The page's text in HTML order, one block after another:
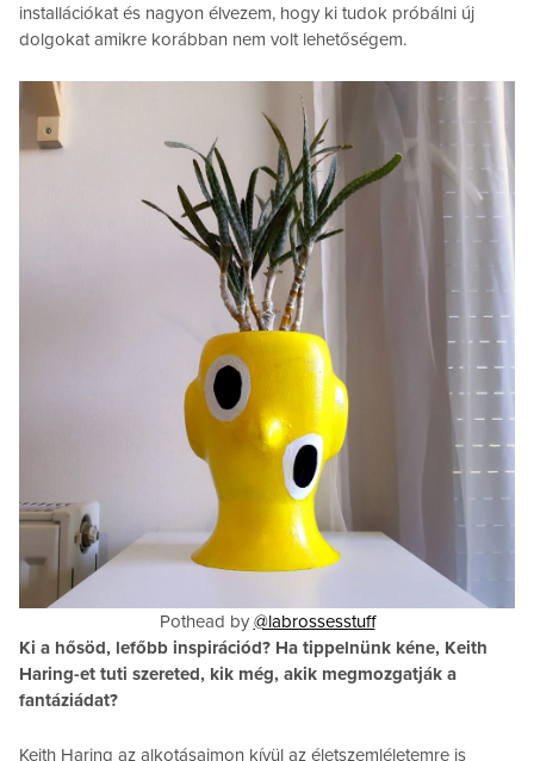
installációkat és nagyon élvezem, hogy ki tudok próbálni új
dolgokat amikre korábban nem volt lehetőségem.
Pothead by @labrossesstuff
Ki a hősöd, lefőbb inspirációd? Ha tippelnünk kéne, Keith
Haring-et tuti szereted, kik még, akik megmozgatják a
fantáziádat?
Keith Haring az alkotásaimon kívül az életszemléletemre is